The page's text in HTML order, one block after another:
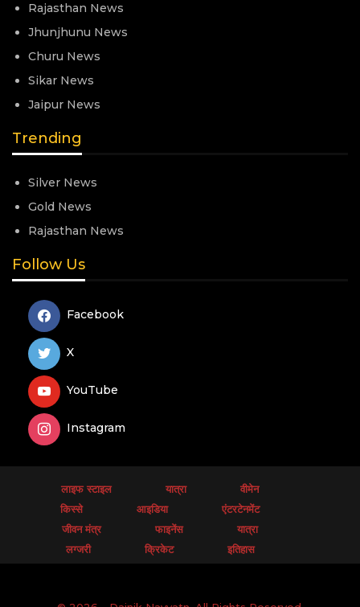
Rajasthan News
Jhunjhunu News
Churu News
Sikar News
Jaipur News
Trending
Silver News
Gold News
Rajasthan News
Follow Us
Facebook
X
YouTube
Instagram
लाइफ स्टाइल यात्रा
वीमेन
किस्से
आइडिया
एंटरटेनमेंट
जीवन मंत्र
फाइनेंस
यात्रा
लग्जरी
क्रिकेट इतिहास